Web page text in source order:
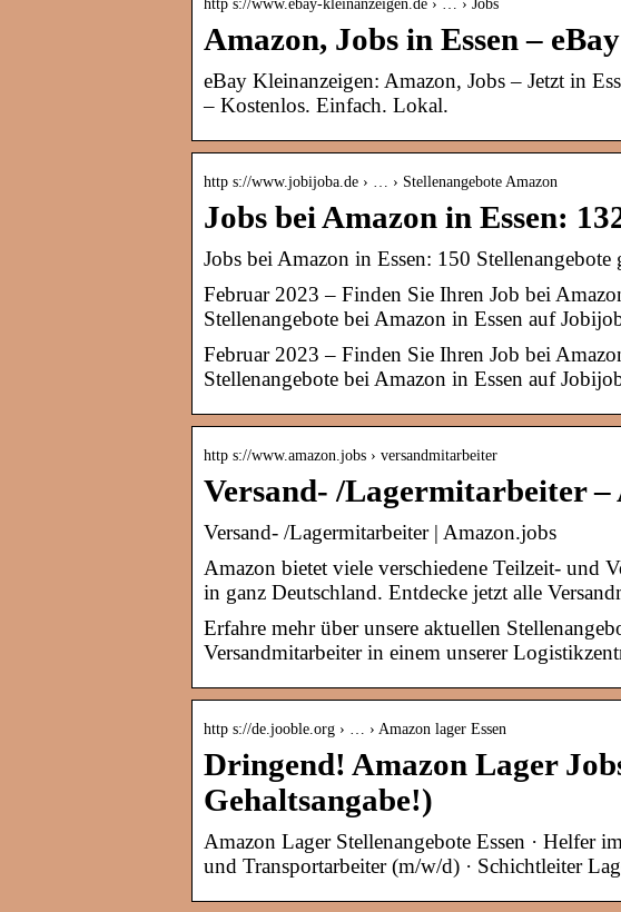
http s://www.ebay-kleinanzeigen.de › … › Jobs
Amazon, Jobs in Essen –
eBay Kleinanzeigen: Amazon, Jobs – Jetzt in
– Kostenlos. Einfach. Lokal.
http s://www.jobijoba.de › … › Stellenangebote Amazon
Jobs bei Amazon in Essen:
Jobs bei Amazon in Essen: 150 Stellenangebote
Februar 2023 – Finden Sie Ihren Job bei
Stellenangebote bei Amazon in Essen auf
Februar 2023 – Finden Sie Ihren Job bei
Stellenangebote bei Amazon in Essen auf
http s://www.amazon.jobs › versandmitarbeiter
Versand- /Lagermitarbeiter –
Versand- /Lagermitarbeiter | Amazon.jobs
Amazon bietet viele verschiedene Teilzeit- und
in ganz Deutschland. Entdecke jetzt alle
Erfahre mehr über unsere aktuellen
Versandmitarbeiter in einem unserer
http s://de.jooble.org › … › Amazon lager Essen
Dringend! Amazon Lager
Gehaltsangabe!)
Amazon Lager Stellenangebote Essen · Helfer
und Transportarbeiter (m/w/d) · Schichtleiter